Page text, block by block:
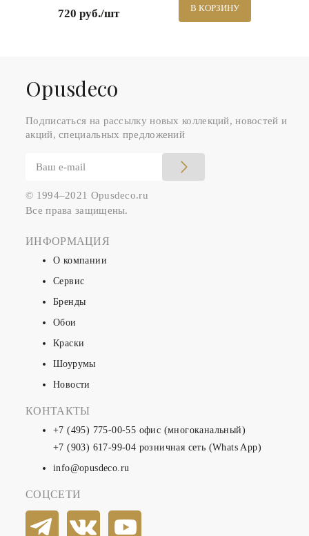
720 руб./шт В КОРЗИНУ
Оpusdeco
Подписаться на рассылку новых коллекций, новостей и
акций, специальных предложений
© 1994–2021 Opusdeco.ru
Все права защищены.
ИНФОРМАЦИЯ
О компании
Сервис
Бренды
Обои
Краски
Шоурумы
Новости
КОНТАКТЫ
+7 (495) 775-00-55 офис (многоканальный)
+7 (903) 617-99-04 розничная сеть (Whats App)
info@opusdeco.ru
СОЦСЕТИ